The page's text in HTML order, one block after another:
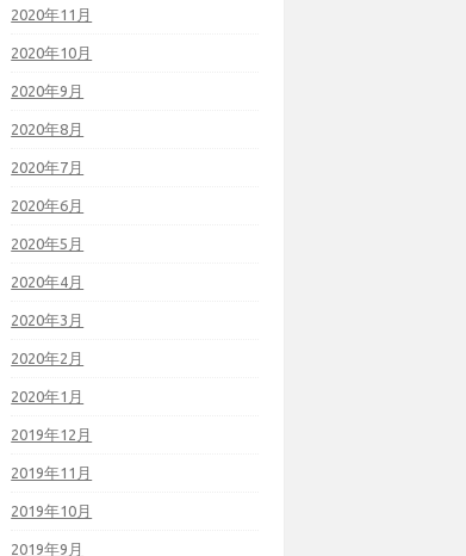
2020年11月
2020年10月
2020年9月
2020年8月
2020年7月
2020年6月
2020年5月
2020年4月
2020年3月
2020年2月
2020年1月
2019年12月
2019年11月
2019年10月
2019年9月